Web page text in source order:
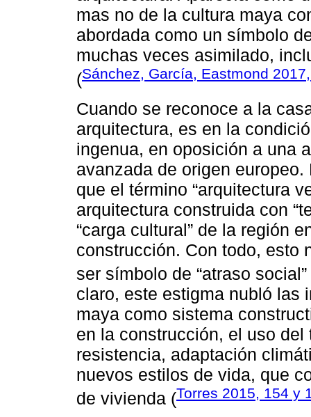
mas no de la cultura maya
abordada como un símbolo
muchas veces asimilado,
(Sánchez, García, Eastmond
Cuando se reconoce a la
arquitectura, es en la
ingenua, en oposición a una
avanzada de origen
que el término “arquitectura
arquitectura construida con
“carga cultural” de la región
construcción. Con todo, esto
ser símbolo de “atraso social”
claro, este estigma nubló las
maya como sistema
en la construcción, el uso
resistencia, adaptación
nuevos estilos de vida, que
de vivienda (Torres 2015, 154 y